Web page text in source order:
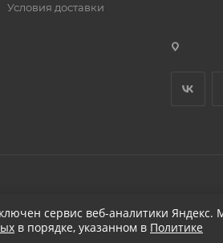
Условия доставки
сервис веб-аналитики Яндекс.
в порядке, указанном в Политике